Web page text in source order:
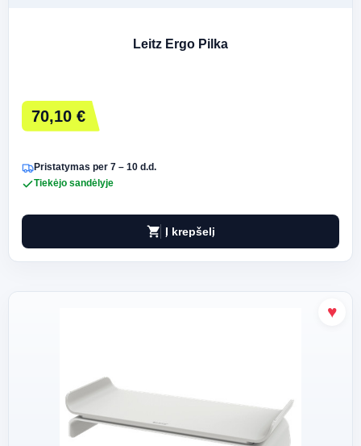
Leitz Ergo Pilka
70,10 €
Pristatymas per 7 – 10 d.d.
Tiekėjo sandėlyje
shopping_cart Į krepšelį